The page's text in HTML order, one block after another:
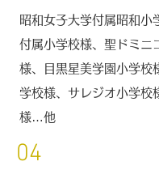
昭和女子大学付属昭和小
付属小学校様、聖ドミニ
様、目黒星美学園小学校
学校様、サレジオ小学校
様…他
04